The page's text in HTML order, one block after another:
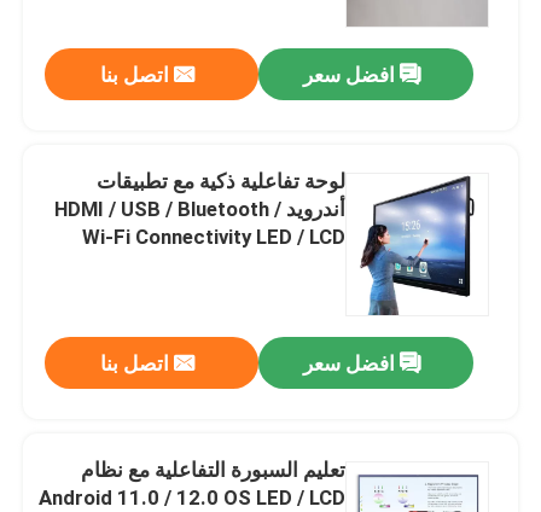
افضل سعر اتصل بنا
لوحة تفاعلية ذكية مع تطبيقات
أندرويد HDMI / USB / Bluetooth /
Wi-Fi Connectivity LED / LCD
افضل سعر اتصل بنا
تعليم السبورة التفاعلية مع نظام
Android 11.0 / 12.0 OS LED / LCD